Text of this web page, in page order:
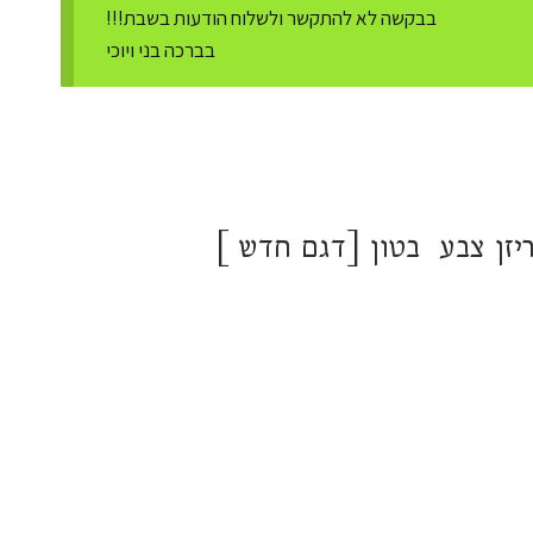
בבקשה לא להתקשר ולשלוח הודעות בשבת!!!
בברכה בני ויוכי
צבע בטון [דגם חדש ]